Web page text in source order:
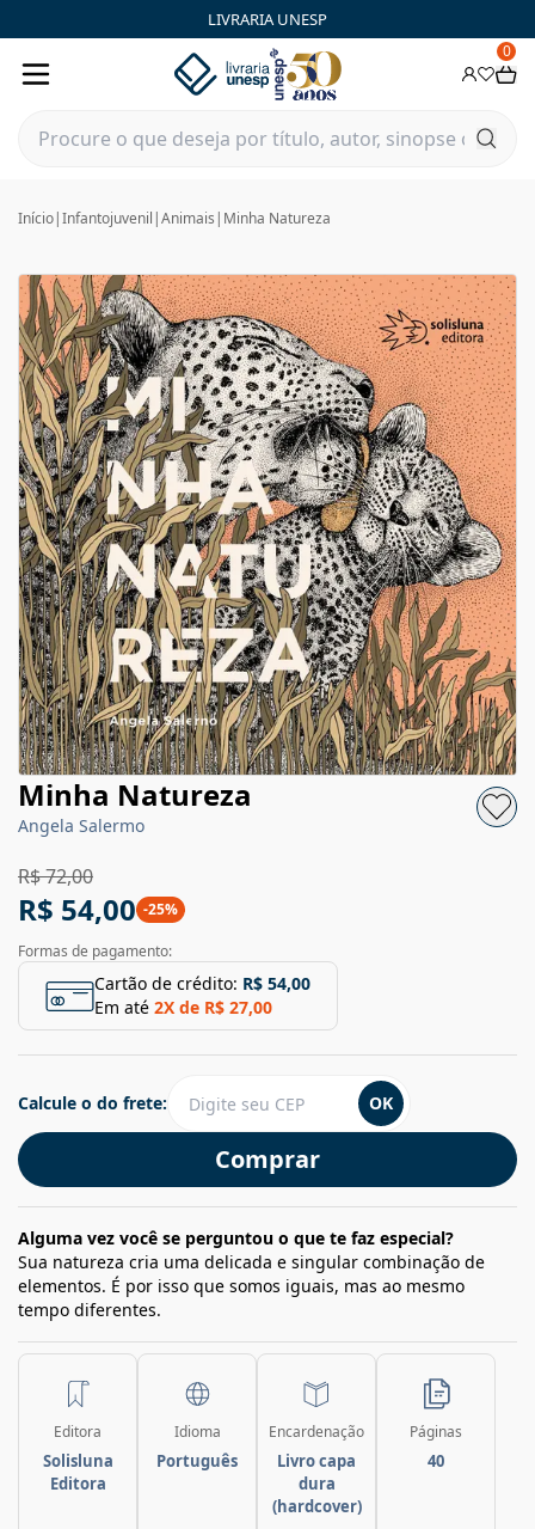
LIVRARIA UNESP
0
Início|Infantojuvenil |Animais | Minha Natureza
Minha Natureza
Angela Salermo
R$ 72,00
R$ 54,00 -25%
Formas de pagamento:
Cartão de crédito: R$ 54,00
Em até 2X de R$ 27,00
Comprar
Calcule o do frete: OK
Alguma vez você se perguntou o que te faz especial?
Sua natureza cria uma delicada e singular combinação de
elementos. É por isso que somos iguais, mas ao mesmo
tempo diferentes.
Editora
Solisluna
Editora
Idioma
Português
Encardenação
Livro capa
dura
(hardcover)
Páginas
40